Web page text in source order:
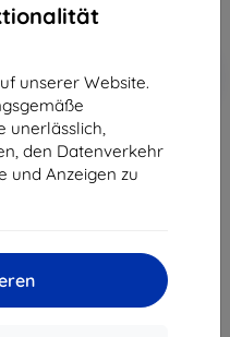
unserer Website.
unerlässlich,
den Datenverkehr
und Anzeigen zu
Warenkorb